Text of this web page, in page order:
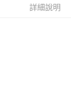
詳細說明